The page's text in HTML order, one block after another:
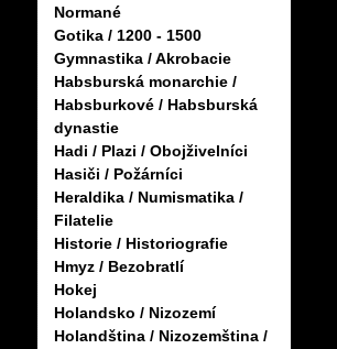
Normané
Gotika / 1200 - 1500
Gymnastika / Akrobacie
Habsburská monarchie /
Habsburkové / Habsburská
dynastie
Hadi / Plazi / Obojživelníci
Hasiči / Požárníci
Heraldika / Numismatika /
Filatelie
Historie / Historiografie
Hmyz / Bezobratlí
Hokej
Holandsko / Nizozemí
Holandština / Nizozemština /